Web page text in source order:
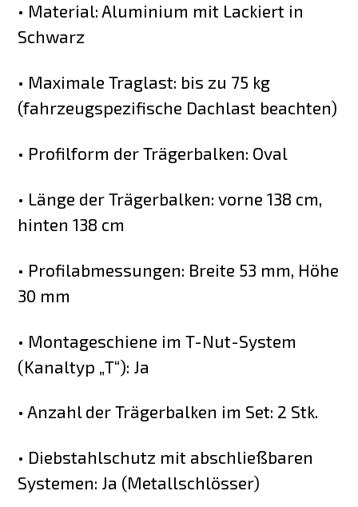
• Material: Aluminium mit Lackiert in
Schwarz
• Maximale Traglast: bis zu 75 kg
(fahrzeugspezifische Dachlast beachten)
• Profilform der Trägerbalken: Oval
• Länge der Trägerbalken: vorne 138 cm,
hinten 138 cm
• Profilabmessungen: Breite 53 mm, Höhe
30 mm
• Montageschiene im T-Nut-System
(Kanaltyp „T“): Ja
• Anzahl der Trägerbalken im Set: 2 Stk.
• Diebstahlschutz mit abschließbaren
Systemen: Ja (Metallschlösser)